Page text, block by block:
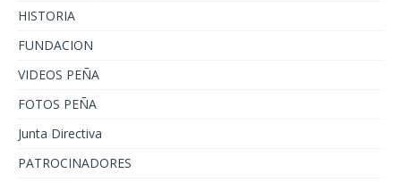
HISTORIA
FUNDACION
VIDEOS PEÑA
FOTOS PEÑA
Junta Directiva
PATROCINADORES